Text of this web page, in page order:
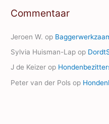
Commentaar
Jeroen W. op
Sylvia Huisman-Lap op
J de Keizer op
Peter van der Pols op